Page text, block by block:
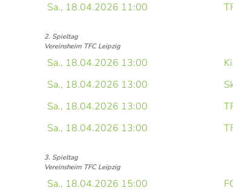
Sa., 18.04.2026 11:00
2. Spieltag
Vereinsheim TFC Leipzig
Sa., 18.04.2026 13:00
Sa., 18.04.2026 13:00
Sa., 18.04.2026 13:00
Sa., 18.04.2026 13:00
3. Spieltag
Vereinsheim TFC Leipzig
Sa., 18.04.2026 15:00